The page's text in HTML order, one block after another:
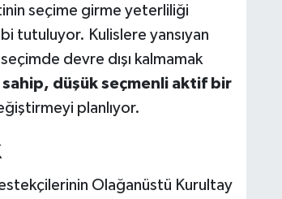
seçime girme yeterliliği
tutuluyor. Kulislere yansıyan
devre dışı kalmamak
sahip, düşük seçmenli aktif bir
planlıyor.
Olağanüstü Kurultay